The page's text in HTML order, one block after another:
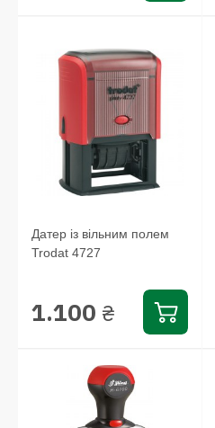
Датер із вільним полем
Trodat 4727
1.100 ₴